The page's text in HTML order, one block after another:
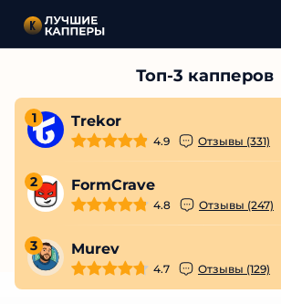
1 Trekor
4.9 Отзывы (331)
2 FormCrave
4.8 Отзывы (247)
3 Murev
4.7 Отзывы (129)